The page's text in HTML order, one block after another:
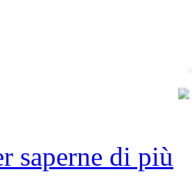
saperne di più